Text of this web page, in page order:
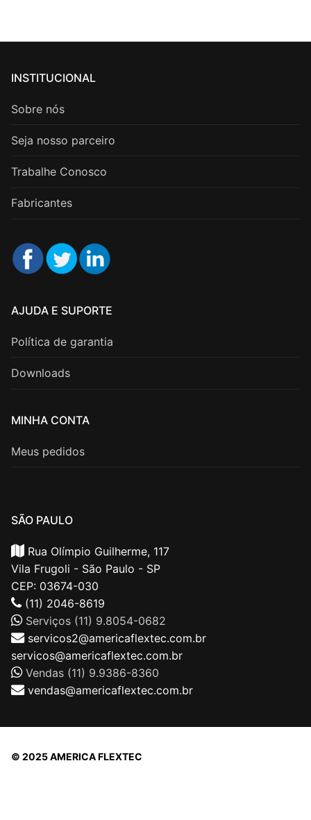
INSTITUCIONAL
Sobre nós
Seja nosso parceiro
Trabalhe Conosco
Fabricantes
AJUDA E SUPORTE
Política de garantia
Downloads
MINHA CONTA
Meus pedidos
SÃO PAULO
Rua Olímpio Guilherme, 117
Vila Frugoli - São Paulo - SP
CEP: 03674-030
(11) 2046-8619
Serviços (11) 9.8054-0682
servicos2@americaflextec.com.br
servicos@americaflextec.com.br
Vendas (11) 9.9386-8360
vendas@americaflextec.com.br
© 2025 AMERICA FLEXTEC